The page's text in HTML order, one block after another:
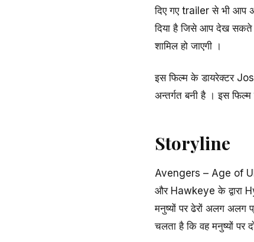
दिए गए trailer से भी आप
दिया है जिसे आप देख सकते
शामिल हो जाएगी ।
इस फिल्म के डायरेक्टर
अन्तर्गत बनी है । इस
Storyline
Avengers – Age of
और Hawkeye के द्वारा
मनुष्यों पर ढेरों अलग
चलता है कि वह मनुष्यों